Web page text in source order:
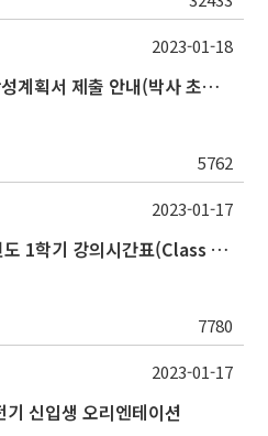
2023학년도 1학기 논문작성계획서 제출 안내(박사 초심 일정 포함)_Thesis Proposal
5762
2023-01-18
(2/27 revised) 2023학년도 1학기 강의시간표(Class schedule, 2023 Spring semester)
7780
2023-01-17
신입생 오리엔테이션
2023-01-17